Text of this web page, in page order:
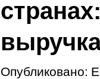
Опубликовано: